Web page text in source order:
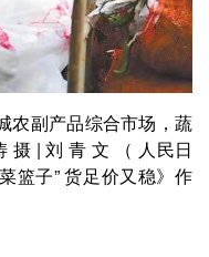
副产品综合市场，蔬
摄 | 刘 青 文 （ 人民日
篮子” 货足价又稳》作